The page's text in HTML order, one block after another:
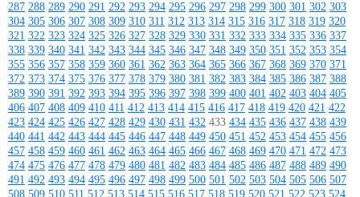
287 288 289 290 291 292 293 294 295 296 297 298 299 300 301 302 303
304 305 306 307 308 309 310 311 312 313 314 315 316 317 318 319 320
321 322 323 324 325 326 327 328 329 330 331 332 333 334 335 336 337
338 339 340 341 342 343 344 345 346 347 348 349 350 351 352 353 354
355 356 357 358 359 360 361 362 363 364 365 366 367 368 369 370 371
372 373 374 375 376 377 378 379 380 381 382 383 384 385 386 387 388
389 390 391 392 393 394 395 396 397 398 399 400 401 402 403 404 405
406 407 408 409 410 411 412 413 414 415 416 417 418 419 420 421 422
423 424 425 426 427 428 429 430 431 432 433 434 435 436 437 438 439
440 441 442 443 444 445 446 447 448 449 450 451 452 453 454 455 456
457 458 459 460 461 462 463 464 465 466 467 468 469 470 471 472 473
474 475 476 477 478 479 480 481 482 483 484 485 486 487 488 489 490
491 492 493 494 495 496 497 498 499 500 501 502 503 504 505 506 507
508 509 510 511 512 513 514 515 516 517 518 519 520 521 522 523 524